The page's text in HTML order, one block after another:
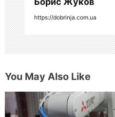
м
https://dobrinja.com.ua
You May Also Like